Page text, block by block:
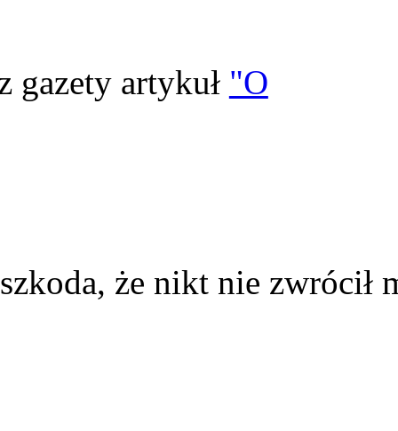
gazety artykuł "O
że nikt nie zwrócił